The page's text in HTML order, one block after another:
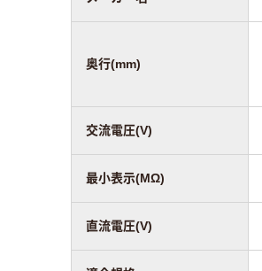
奥行(mm)
交流電圧(V)
最小表示(MΩ)
直流電圧(V)